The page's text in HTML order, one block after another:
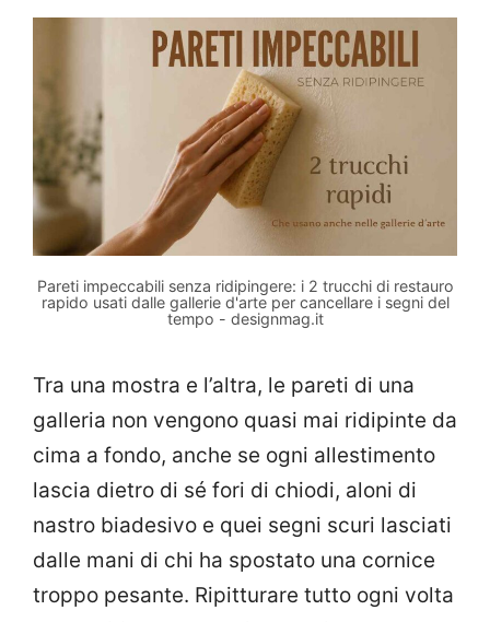
Pareti impeccabili senza ridipingere: i 2 trucchi di restauro
rapido usati dalle gallerie d'arte per cancellare i segni del
tempo - designmag.it
Tra una mostra e l’altra, le pareti di una
galleria non vengono quasi mai ridipinte da
cima a fondo, anche se ogni allestimento
lascia dietro di sé fori di chiodi, aloni di
nastro biadesivo e quei segni scuri lasciati
dalle mani di chi ha spostato una cornice
troppo pesante. Ripitturare tutto ogni volta